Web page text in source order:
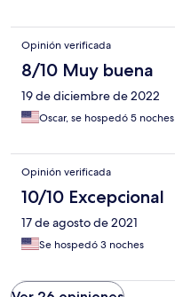
Opinión verificada
8/10 Muy buena
19 de diciembre de 2022
Oscar, se hospedó 5 noches
Opinión verificada
10/10 Excepcional
17 de agosto de 2021
Se hospedó 3 noches